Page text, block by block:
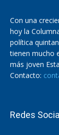
Con una
hoy la
política
tienen mucho
más joven
Contacto:
Redes